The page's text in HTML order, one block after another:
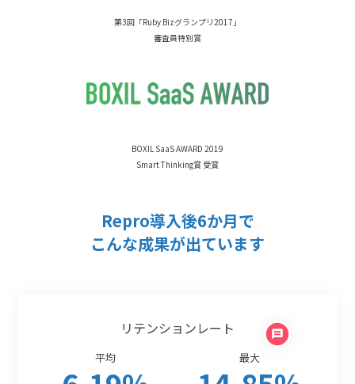
第3回「Ruby Bizグランプリ2017」
審査員特別賞
BOXIL SaaS AWARD 2019
Smart Thinking賞 受賞
Repro導入後6か月で
こんな成果が出ています
リテンションレート
平均 最大